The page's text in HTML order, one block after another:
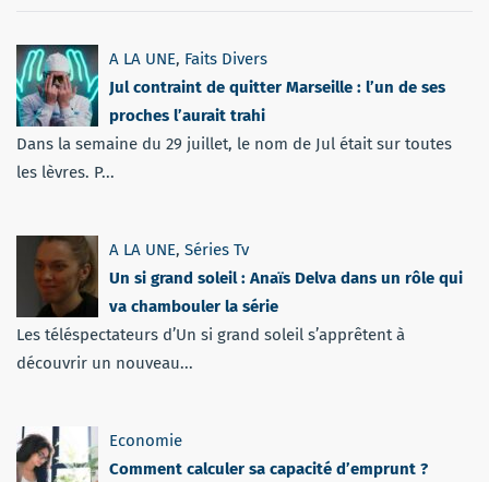
A LA UNE, Faits Divers
Jul contraint de quitter Marseille : l’un de ses
proches l’aurait trahi
Dans la semaine du 29 juillet, le nom de Jul était sur toutes
les lèvres. P...
A LA UNE, Séries Tv
Un si grand soleil : Anaïs Delva dans un rôle qui
va chambouler la série
Les téléspectateurs d’Un si grand soleil s’apprêtent à
découvrir un nouveau...
Economie
Comment calculer sa capacité d’emprunt ?